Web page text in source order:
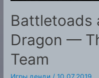
Battletoads
Dragon —
Team